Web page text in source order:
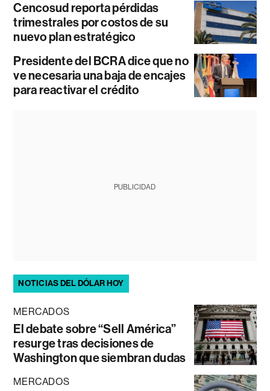
Cencosud reporta pérdidas
trimestrales por costos de su
nuevo plan estratégico
Presidente del BCRA dice que no
ve necesaria una baja de encajes
para reactivar el crédito
PUBLICIDAD
NOTICIAS DEL DÓLAR HOY
MERCADOS
El debate sobre “Sell América”
resurge tras decisiones de
Washington que siembran dudas
MERCADOS